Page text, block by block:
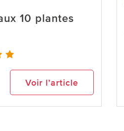
10 plantes
Voir l’article